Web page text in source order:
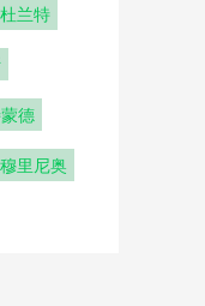
杜兰特
德
穆里尼奥